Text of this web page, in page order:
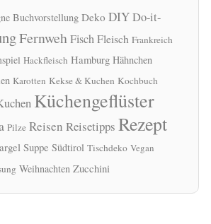
Buchvorstellung Deko DIYDo-it-
FernwehFischFleisch Frankreich
Hackfleisch Hamburg Hähnchen
Karotten Kekse & Kuchen Kochbuch
Küchengeflüster
Pilze Reisen Reisetipps Rezept
Suppe Südtirol Tischdeko Vegan
Weihnachten Zucchini